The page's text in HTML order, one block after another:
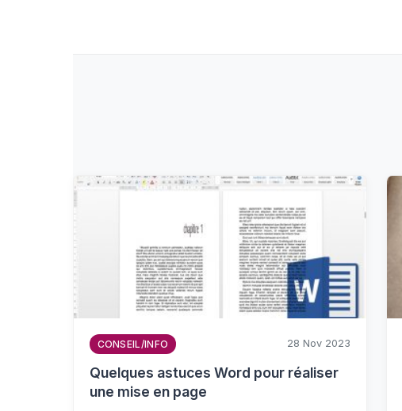
CONSEIL/INFO 28 Nov 2023
Quelques astuces Word pour réaliser
une mise en page